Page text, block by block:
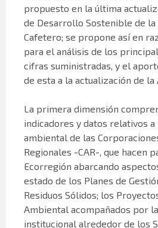
propuesto en la última
de Desarrollo Sostenible de la
Cafetero; se propone así en
para el análisis de los
cifras suministradas, y el
de esta a la actualización de la
La primera dimensión
indicadores y datos relativos a
ambiental de las
Regionales -CAR-, que hacen
Ecorregión abarcando
estado de los Planes de
Residuos Sólidos; los
Ambiental acompañados por
institucional alrededor de los